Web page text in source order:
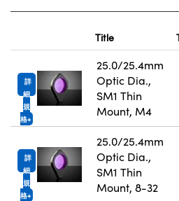
Title
詳
細
規
格
25.0/25.4mm
Optic Dia.,
SM1 Thin
Mount, M4
詳
細
規
格
25.0/25.4mm
Optic Dia.,
SM1 Thin
Mount, 8-32